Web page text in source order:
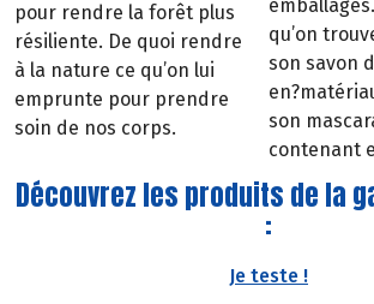
pour rendre la forêt plus
résiliente. De quoi rendre
à la nature ce qu’on lui
emprunte pour prendre
soin de nos corps.
qu’on
son savon
son
contenant
Découvrez les produits de la
:
Je teste !